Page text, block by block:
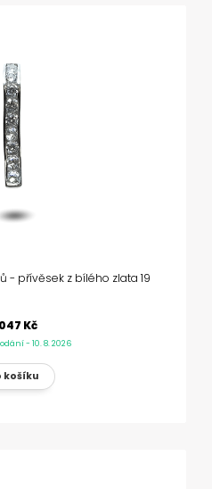
- přívěsek z bílého zlata 19
Kč
- 10. 8. 2026